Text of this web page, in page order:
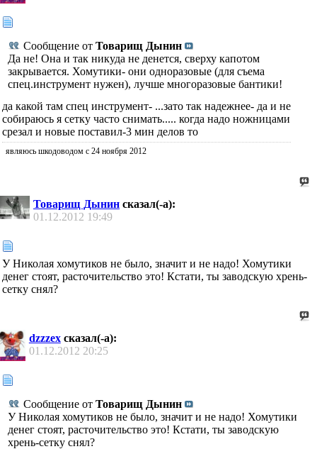
Сообщение от Товарищ Дынин
Да не! Она и так никуда не денется, сверху капотом
закрывается. Хомутики- они одноразовые (для съема
спец.инструмент нужен), лучше многоразовые бантики!
да какой там спец инструмент- ...зато так надежнее- да и не
собираюсь я сетку часто снимать..... когда надо ножницами
срезал и новые поставил-3 мин делов то
являюсь шкодоводом с 24 ноября 2012
Товарищ Дынин сказал(-а):
01.12.2012 19:49
У Николая хомутиков не было, значит и не надо! Хомутики
денег стоят, расточительство это! Кстати, ты заводскую хрень-
сетку снял?
dzzzexсказал(-а):
01.12.2012 20:25
Сообщение от Товарищ Дынин
У Николая хомутиков не было, значит и не надо! Хомутики
денег стоят, расточительство это! Кстати, ты заводскую
хрень-сетку снял?